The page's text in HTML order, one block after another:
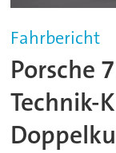
Fahrbericht
Porsche
Technik-